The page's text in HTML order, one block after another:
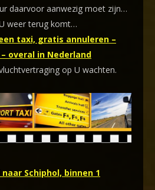
daarvoor aanwezig moet zijn…
weer terug komt…
taxi, gratis annuleren –
overal in Nederland
op U wachten.
Schiphol, binnen 1